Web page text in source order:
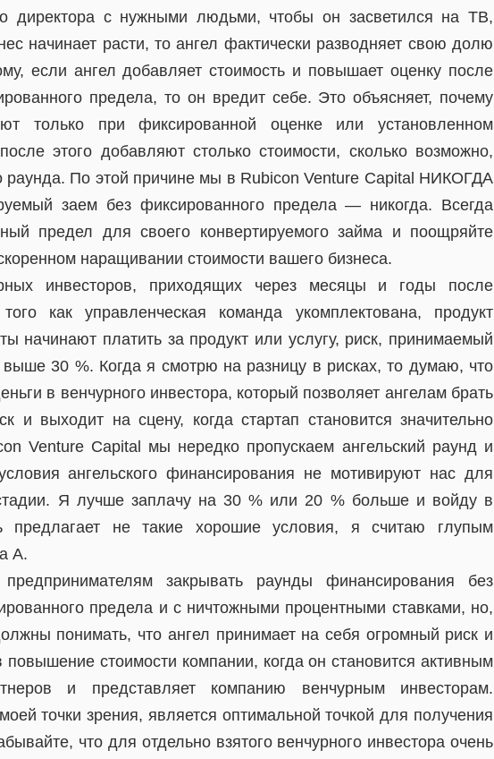
директора с нужными людьми, чтобы он засветился на ТВ,
начинает расти, то ангел фактически разводняет свою долю
если ангел добавляет стоимость и повышает оценку после
предела, то он вредит себе. Это объясняет, почему
только при фиксированной оценке или установленном
этого добавляют столько стоимости, сколько возможно,
По этой причине мы в Rubicon Venture Capital НИКОГДА
заем без фиксированного предела — никогда. Всегда
предел для своего конвертируемого займа и поощряйте
наращивании стоимости вашего бизнеса.
инвесторов, приходящих через месяцы и годы после
как управленческая команда укомплектована, продукт
начинают платить за продукт или услугу, риск, принимаемый
30 %. Когда я смотрю на разницу в рисках, то думаю, что
в венчурного инвестора, который позволяет ангелам брать
и выходит на сцену, когда стартап становится значительно
Venture Capital мы нередко пропускаем ангельский раунд и
ангельского финансирования не мотивируют нас для
Я лучше заплачу на 30 % или 20 % больше и войду в
предлагает не такие хорошие условия, я считаю глупым
А.
закрывать раунды финансирования без
предела и с ничтожными процентными ставками, но,
понимать, что ангел принимает на себя огромный риск и
повышение стоимости компании, когда он становится активным
и представляет компанию венчурным инвесторам.
точки зрения, является оптимальной точкой для получения
что для отдельно взятого венчурного инвестора очень